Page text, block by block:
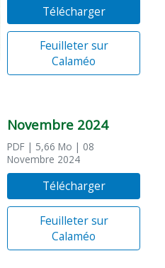
Télécharger
Feuilleter sur
Calaméo
Novembre 2024
PDF | 5,66 Mo | 08
Novembre 2024
Télécharger
Feuilleter sur
Calaméo